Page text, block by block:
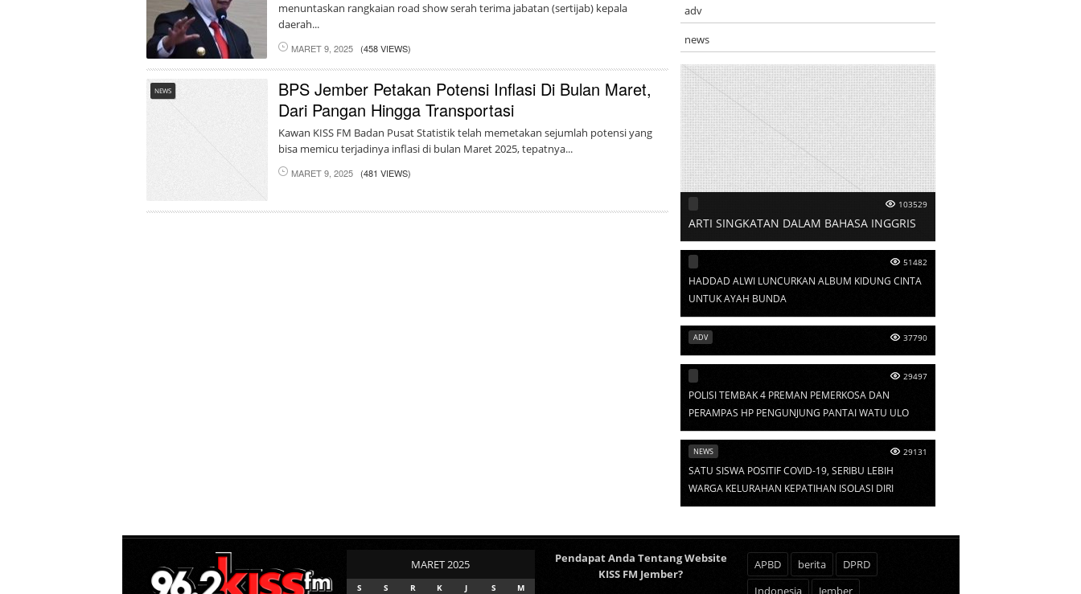
menuntaskan rangkaian road show serah terima jabatan (sertijab) kepala
daerah...
MARET 9, 2025 (458 VIEWS)
NEWS
BPS Jember Petakan Potensi Inflasi Di Bulan Maret,
Dari Pangan Hingga Transportasi
Kawan KISS FM Badan Pusat Statistik telah memetakan sejumlah potensi yang
bisa memicu terjadinya inflasi di bulan Maret 2025, tepatnya...
MARET 9, 2025 (481 VIEWS)
adv
news
103529
ARTI SINGKATAN DALAM BAHASA INGGRIS
51482
HADDAD ALWI LUNCURKAN ALBUM KIDUNG CINTA
UNTUK AYAH BUNDA
ADV 37790
29497
POLISI TEMBAK 4 PREMAN PEMERKOSA DAN
PERAMPAS HP PENGUNJUNG PANTAI WATU ULO
NEWS 29131
SATU SISWA POSITIF COVID-19, SERIBU LEBIH
WARGA KELURAHAN KEPATIHAN ISOLASI DIRI
MARET 2025
S S R K J S M
Pendapat Anda Tentang Website
KISS FM Jember?
APBD berita
DPRD
Indonesia
Jember